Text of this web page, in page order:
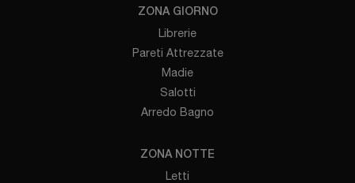
ZONA GIORNO
Librerie
Pareti Attrezzate
Madie
Salotti
Arredo Bagno
ZONA NOTTE
Letti